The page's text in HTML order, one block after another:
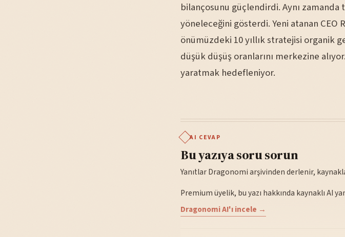
bilançosunu güçlendirdi. Aynı
yöneleceğini gösterdi. Yeni atanan
önümüzdeki 10 yıllık stratejisi organik
düşük düşüş oranlarını merkezine
yaratmak hedefleniyor.
AI CEVAP
Bu yazıya soru sorun
Yanıtlar Dragonomi arşivinden derlenir,
Premium üyelik, bu yazı hakkında kaynaklı AI
Dragonomi AI'ı incele →